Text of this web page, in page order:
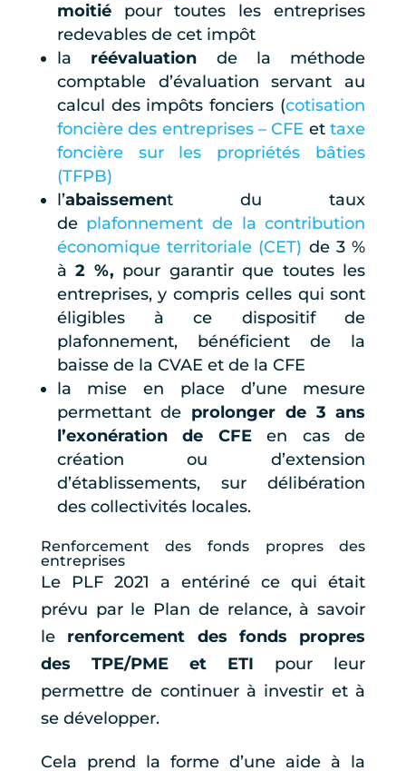
moitiépour toutes les entreprises
redevables de cet impôt
la réévaluation de la méthode
comptable d’évaluation servant au
calcul des impôts fonciers (cotisation
foncière des entreprises – CFE ettaxe
foncière sur les propriétés bâties
(TFPB)
l’abaissement du taux
de plafonnement de la contribution
économique territoriale (CET) de 3 %
à2 %, pour garantir que toutes les
entreprises, y compris celles qui sont
éligibles à ce dispositif de
plafonnement, bénéficient de la
baisse de la CVAE et de la CFE
la mise en place d’une mesure
permettant de prolonger de 3 ans
l’exonération de CFEen cas de
création ou d’extension
d’établissements, sur délibération
des collectivités locales.
Renforcement des fonds propres des
entreprises
Le PLF 2021 a entériné ce qui était
prévu par le Plan de relance, à savoir
le renforcement des fonds propres
des TPE/PME et ETI pour leur
permettre de continuer à investir et à
se développer.
Cela prend la forme d’une aide à la